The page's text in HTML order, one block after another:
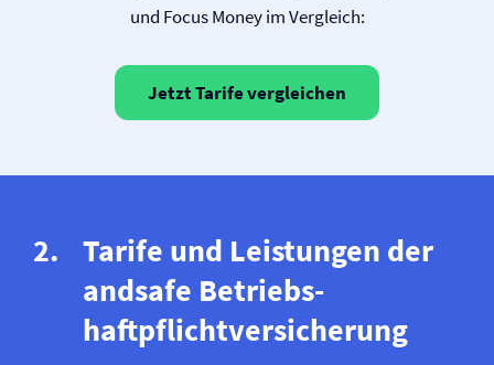
und Focus Money im Vergleich:
Jetzt Tarife vergleichen
Tarife und Leistungen der
andsafe Betriebs­
haftpflicht­versicherung